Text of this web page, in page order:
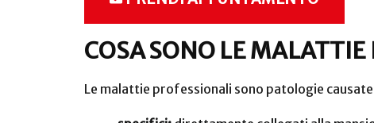
COSA SONO LE
Le malattie professionali sono patologie